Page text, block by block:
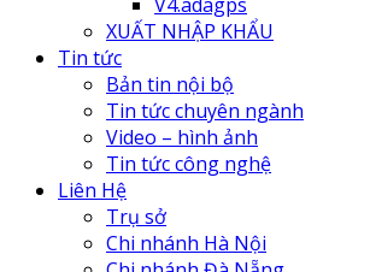
XUẤT NHẬP KHẨU
Tin tức
Bản tin nội bộ
Tin tức chuyên ngành
Video – hình ảnh
Tin tức công nghệ
Liên Hệ
Trụ sở
Chi nhánh Hà Nội